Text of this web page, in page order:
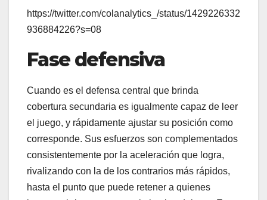
https://twitter.com/colanalytics_/status/1429226332
936884226?s=08
Fase defensiva
Cuando es el defensa central que brinda
cobertura secundaria es igualmente capaz de leer
el juego, y rápidamente ajustar su posición como
corresponde. Sus esfuerzos son complementados
consistentemente por la aceleración que logra,
rivalizando con la de los contrarios más rápidos,
hasta el punto que puede retener a quienes